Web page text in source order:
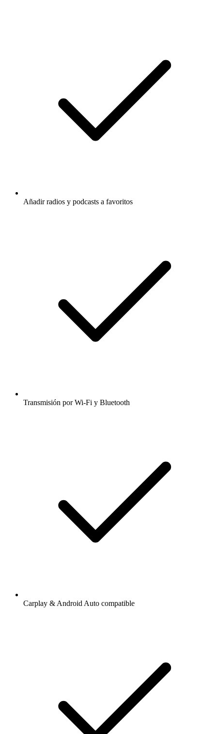
Añadir radios y podcasts a favoritos
Transmisión por Wi-Fi y Bluetooth
Carplay & Android Auto compatible